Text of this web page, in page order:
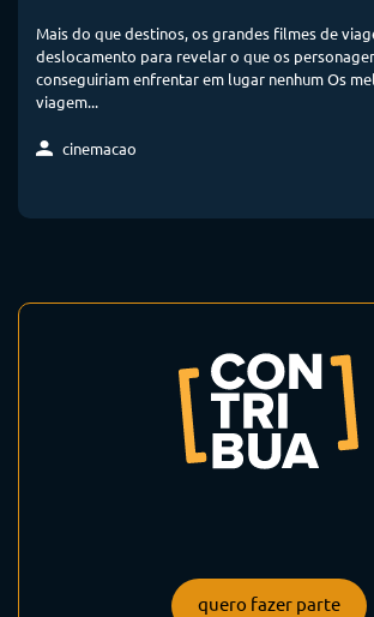
Mais do que destinos, os grandes filmes de
deslocamento para revelar o que os
conseguiriam enfrentar em lugar nenhum Os
viagem...
cinemacao
quero fazer parte